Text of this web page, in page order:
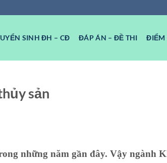
SINH ĐH – CĐ ĐÁP ÁN – ĐỀ THI ĐIỂM
sản
những năm gần đây. Vậy ngành